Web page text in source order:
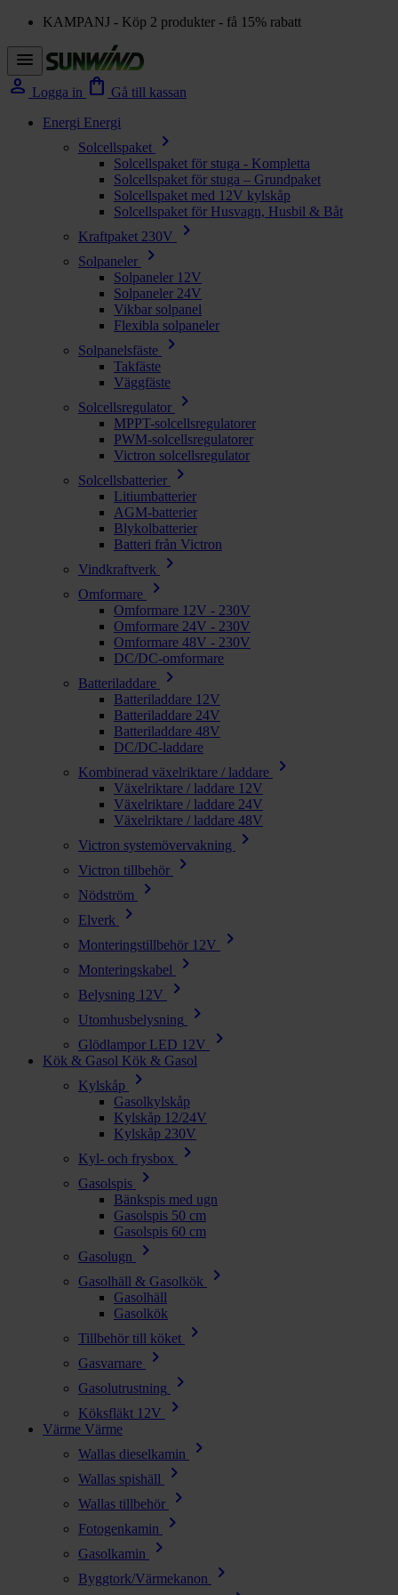
KAMPANJ - Köp 2 produkter - få 15% rabatt
menu
person Logga in shopping_bag Gå till kassan
Energi Energi
Solcellspaket
chevron_right
Solcellspaket för stuga - Kompletta
Solcellspaket för stuga – Grundpaket
Solcellspaket med 12V kylskåp
Solcellspaket för Husvagn, Husbil & Båt
Kraftpaket 230V
chevron_right
Solpaneler chevron_right
Solpaneler 12V
Solpaneler 24V
Vikbar solpanel
Flexibla solpaneler
Solpanelsfäste
chevron_right
Takfäste
Väggfäste
Solcellsregulator
chevron_right
MPPT-solcellsregulatorer
PWM-solcellsregulatorer
Victron solcellsregulator
Solcellsbatterier
chevron_right
Litiumbatterier
AGM-batterier
Blykolbatterier
Batteri från Victron
Vindkraftverk
chevron_right
Omformare chevron_right
Omformare 12V - 230V
Omformare 24V - 230V
Omformare 48V - 230V
DC/DC-omformare
Batteriladdare
chevron_right
Batteriladdare 12V
Batteriladdare 24V
Batteriladdare 48V
DC/DC-laddare
Kombinerad växelriktare / laddare
chevron_right
Växelriktare / laddare 12V
Växelriktare / laddare 24V
Växelriktare / laddare 48V
Victron systemövervakning
chevron_right
Victron tillbehör chevron_right
Nödström chevron_right
Elverk chevron_right
Monteringstillbehör 12V chevron_right
Monteringskabel chevron_right
Belysning 12V chevron_right
Utomhusbelysning chevron_right
Glödlampor LED 12V chevron_right
Kök & Gasol Kök & Gasol
Kylskåp
chevron_right
Gasolkylskåp
Kylskåp 12/24V
Kylskåp 230V
Kyl- och frysbox
chevron_right
Gasolspis chevron_right
Bänkspis med ugn
Gasolspis 50 cm
Gasolspis 60 cm
Gasolugn
chevron_right
Gasolhäll & Gasolkök chevron_right
Gasolhäll
Gasolkök
Tillbehör till köket
chevron_right
Gasvarnare chevron_right
Gasolutrustning chevron_right
Köksfläkt 12V chevron_right
Värme Värme
Wallas dieselkamin
chevron_right
Wallas spishäll chevron_right
Wallas tillbehör chevron_right
Fotogenkamin chevron_right
Gasolkamin chevron_right
Byggtork/Värmekanon chevron_right